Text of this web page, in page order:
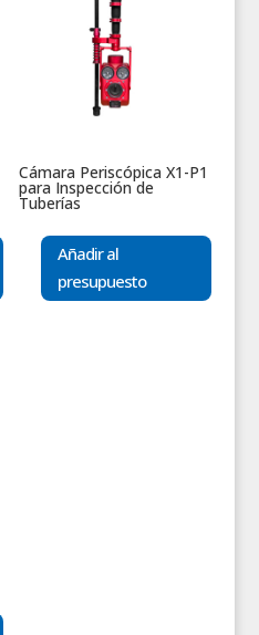
Cámara Periscópica X1-P1
para Inspección de
Tuberías
Añadir al
presupuesto